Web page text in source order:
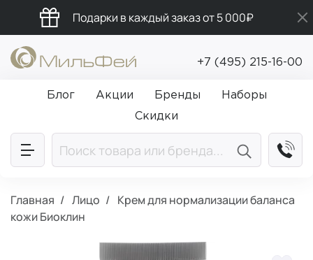
Подарки в каждый заказ от 5 000₽
Бесплатная доставка от 5 000₽
Промокод ПРИВЕТ
+7 (495) 215-16-00
Блог Акции Бренды
Наборы
Скидки
Главная Лицо
Крем для нормализации баланса
кожи Биоклин